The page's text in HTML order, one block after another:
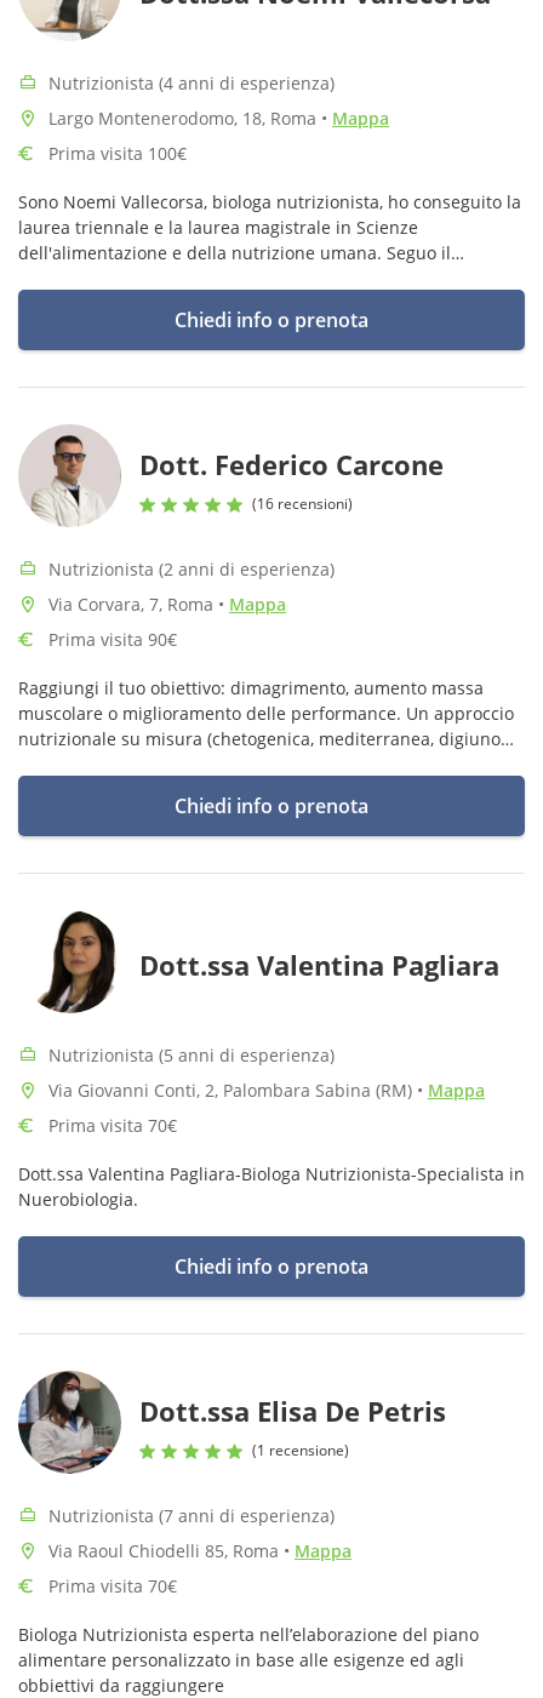
Nutrizionista (4 anni di esperienza)
Largo Montenerodomo, 18, Roma • Mappa
Prima visita 100€
Sono Noemi Vallecorsa, biologa nutrizionista, ho conseguito la
laurea triennale e la laurea magistrale in Scienze
dell'alimentazione e della nutrizione umana. Seguo il
Chiedi info o prenota
Dott. Federico Carcone
(16 recensioni)
Nutrizionista (2 anni di esperienza)
Via Corvara, 7, Roma • Mappa
Prima visita 90€
Raggiungi il tuo obiettivo: dimagrimento, aumento massa
muscolare o miglioramento delle performance. Un approccio
nutrizionale su misura (chetogenica, mediterranea, digiuno
Chiedi info o prenota
Dott.ssa Valentina Pagliara
Nutrizionista (5 anni di esperienza)
Via Giovanni Conti, 2, Palombara Sabina (RM) • Mappa
Prima visita 70€
Dott.ssa Valentina Pagliara-Biologa Nutrizionista-Specialista in
Nuerobiologia.
Chiedi info o prenota
Dott.ssa Elisa De Petris
(1 recensione)
Nutrizionista (7 anni di esperienza)
Via Raoul Chiodelli 85, Roma • Mappa
Prima visita 70€
Biologa Nutrizionista esperta nell’elaborazione del piano
alimentare personalizzato in base alle esigenze ed agli
obbiettivi da raggiungere